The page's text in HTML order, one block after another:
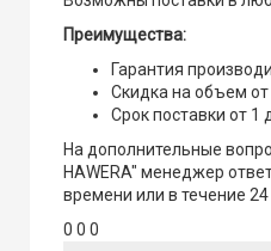
Преимущества:
Гарантия
Скидка на объем от
Срок поставки от 1
На дополнительные
HAWERA" менеджер
времени или в течение
0 0 0